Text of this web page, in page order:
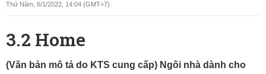
Thứ Năm, 6/1/2022, 14:04 (GMT+7)
3.2 Home
(Văn bản mô tả do KTS cung cấp) Ngôi nhà dành cho